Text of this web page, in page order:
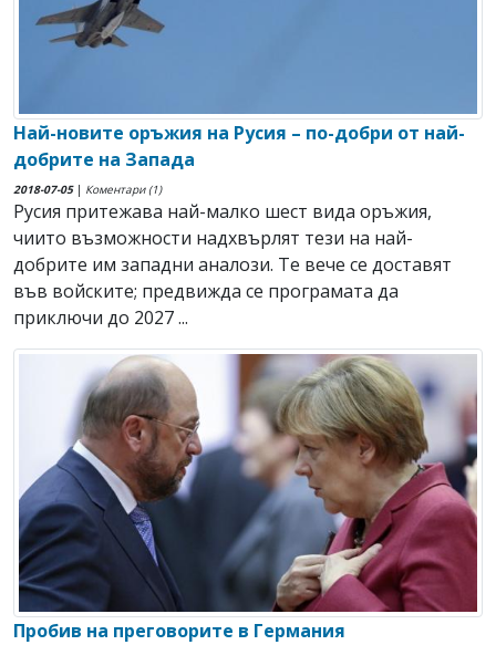
Най-новите оръжия на Русия – по-добри от най-
добрите на Запада
2018-07-05| Коментари (1)
Русия притежава най-малко шест вида оръжия,
чиито възможности надхвърлят тези на най-
добрите им западни аналози. Те вече се доставят
във войските; предвижда се програмата да
приключи до 2027 ...
Пробив на преговорите в Германия